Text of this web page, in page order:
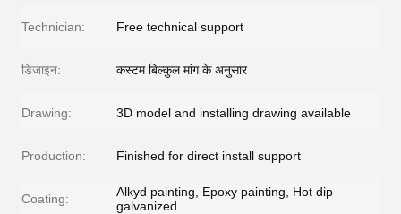
Technician: Free technical support
डिजाइन: कस्टम बिल्कुल मांग के अनुसार
Drawing: 3D model and installing drawing available
Production: Finished for direct install support
Coating:
Alkyd painting, Epoxy painting, Hot dip
galvanized